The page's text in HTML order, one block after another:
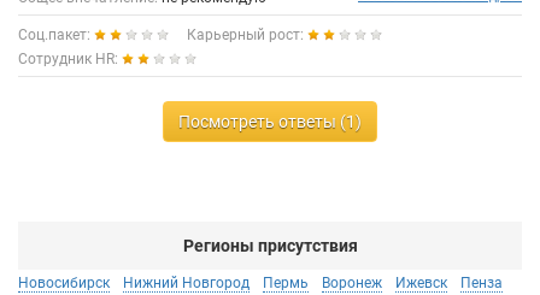
Соц.пакет:
Карьерный рост:
Сотрудник HR:
Посмотреть ответы (1)
Регионы присутствия
Новосибирск Нижний Новгород Пермь Воронеж Ижевск
Пенза